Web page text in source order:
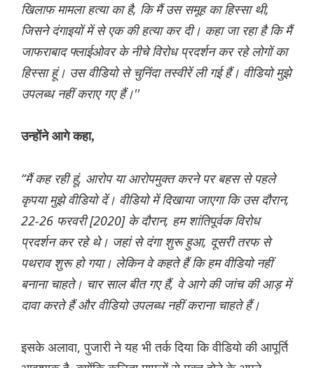
खिलाफ मामला हत्या का है, कि मैं उस समूह का हिस्सा थी,
जिसने दंगाइयों में से एक की हत्या कर दी। कहा जा रहा है कि मैं
जाफराबाद फ्लाईओवर के नीचे विरोध प्रदर्शन कर रहे लोगों का
हिस्सा हूं। उस वीडियो से चुनिंदा तस्वीरें ली गई हैं। वीडियो मुझे
उपलब्ध नहीं कराए गए हैं।''
उन्होंने आगे कहा,
“मैं कह रही हूं, आरोप या आरोपमुक्त करने पर बहस से पहले
कृपया मुझे वीडियो दें। वीडियो में दिखाया जाएगा कि उस दौरान,
22-26 फरवरी [2020] के दौरान, हम शांतिपूर्वक विरोध
प्रदर्शन कर रहे थे। जहां से दंगा शुरू हुआ, दूसरी तरफ से
पथराव शुरू हो गया। लेकिन वे कहते हैं कि हम वीडियो नहीं
बनाना चाहते। चार साल बीत गए हैं, वे आगे की जांच की आड़ में
दावा करते हैं और वीडियो उपलब्ध नहीं कराना चाहते हैं।
इसके अलावा, पुजारी ने यह भी तर्क दिया कि वीडियो की आपूर्ति